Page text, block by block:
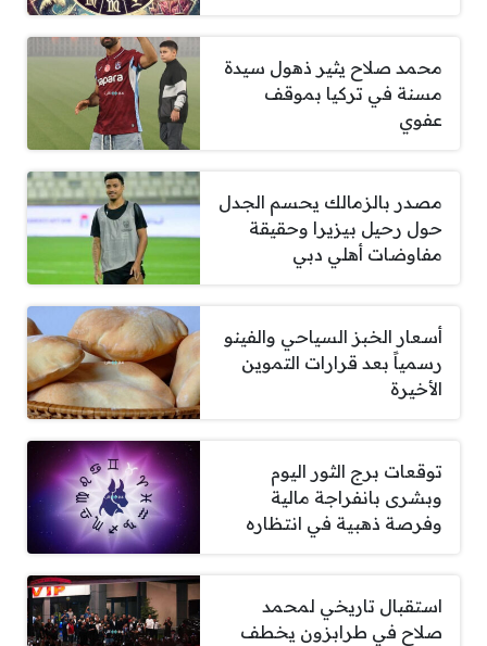
محمد صلاح يثير ذهول سيدة
مسنة في تركيا بموقف
عفوي
مصدر بالزمالك يحسم الجدل
حول رحيل بيزيرا وحقيقة
مفاوضات أهلي دبي
أسعار الخبز السياحي والفينو
رسمياً بعد قرارات التموين
الأخيرة
توقعات برج الثور اليوم
وبشرى بانفراجة مالية
وفرصة ذهبية في انتظاره
استقبال تاريخي لمحمد
صلاح في طرابزون يخطف